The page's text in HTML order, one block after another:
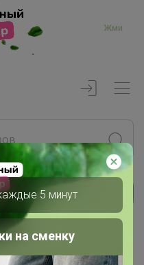
Жми
5 минут
на сменку